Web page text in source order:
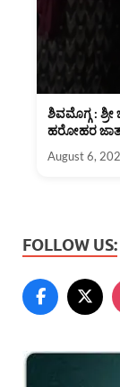
ಶಿವಮೊಗ್ಗ :
ಹರೋಹರ
August 6,
FOLLOW US: